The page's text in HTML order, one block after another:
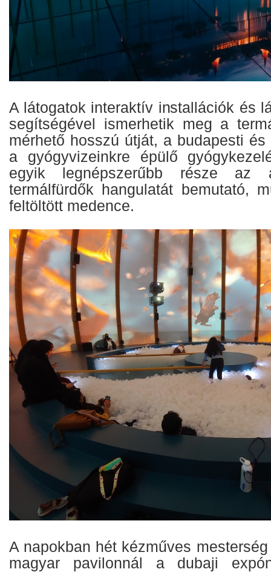
A látogatok interaktív installációk és
segítségével ismerhetik meg a
mérhető hosszú útját, a budapesti
a gyógyvizeinkre épülő
egyik legnépszerűbb része az
termálfürdők hangulatát bemutató,
feltöltött medence.
A napokban hét kézműves
magyar pavilonnál a dubaji